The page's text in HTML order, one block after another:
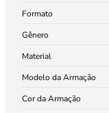
Formato
Gênero
Material
Modelo da Armação
Cor da Armação